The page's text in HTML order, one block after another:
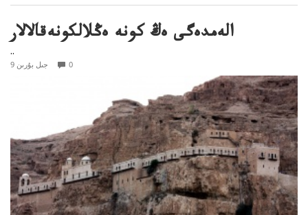
الەمدەگى ەڭ كونە ەڭلالكونەقالالار
..
9 جىل بۇرىن 0